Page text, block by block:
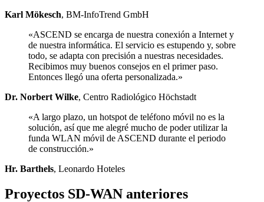
Karl Mökesch, BM-InfoTrend GmbH
«ASCEND se encarga de nuestra conexión a Internet y
de nuestra informática. El servicio es estupendo y, sobre
todo, se adapta con precisión a nuestras necesidades.
Recibimos muy buenos consejos en el primer paso.
Entonces llegó una oferta personalizada.»
Dr. Norbert Wilke, Centro Radiológico Höchstadt
«A largo plazo, un hotspot de teléfono móvil no es la
solución, así que me alegré mucho de poder utilizar la
funda WLAN móvil de ASCEND durante el periodo
de construcción.»
Hr. Barthels, Leonardo Hoteles
Proyectos SD-WAN anteriores